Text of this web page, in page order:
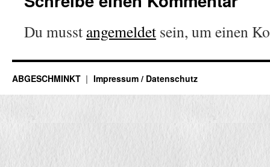
Du musst angemeldet sein, um einen
ABGESCHMINKT Impressum / Datenschutz